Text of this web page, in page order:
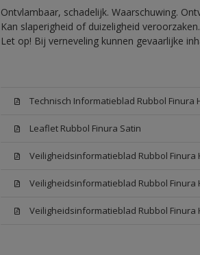
Ontvlambaar, schadelijk. Waarschuwing.
Kan slaperigheid of duizeligheid
Let op! Bij verneveling kunnen gevaarlijke
Technisch Informatieblad Rubbol Finura
Leaflet Rubbol Finura Satin
Veiligheidsinformatieblad Rubbol Finura
Veiligheidsinformatieblad Rubbol Finura
Veiligheidsinformatieblad Rubbol Finura